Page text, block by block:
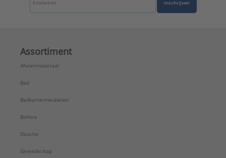
Inschrijven
Assortiment
Afvoermateriaal
Bad
Badkamermeubelen
Boilers
Douche
Gereedschap